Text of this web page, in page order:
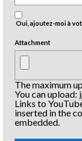
Oui, ajoutez-moi à
Attachment
The maximum
You can upload:
Links to
inserted in the
embedded.